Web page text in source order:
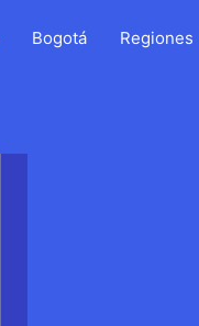
Bogotá Regiones